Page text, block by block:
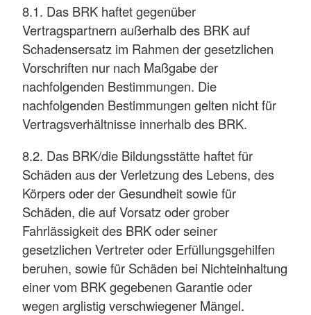
8.1. Das BRK haftet gegenüber
Vertragspartnern außerhalb des BRK auf
Schadensersatz im Rahmen der gesetzlichen
Vorschriften nur nach Maßgabe der
nachfolgenden Bestimmungen. Die
nachfolgenden Bestimmungen gelten nicht für
Vertragsverhältnisse innerhalb des BRK.
8.2. Das BRK/die Bildungsstätte haftet für
Schäden aus der Verletzung des Lebens, des
Körpers oder der Gesundheit sowie für
Schäden, die auf Vorsatz oder grober
Fahrlässigkeit des BRK oder seiner
gesetzlichen Vertreter oder Erfüllungsgehilfen
beruhen, sowie für Schäden bei Nichteinhaltung
einer vom BRK gegebenen Garantie oder
wegen arglistig verschwiegener Mängel.